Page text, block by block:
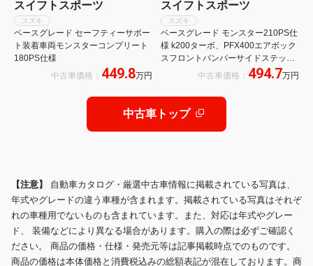
スイフトスポーツ
スズキ
ベースグレード セーフティーサポー
ト装着車両モンスターコンプリート
180PS仕様
中古車価格： 449.8万円
スイフトスポーツ
スズキ
ベースグレード モンスター210PS仕
様 k200ターボ、PFX400エアボック
スフロントバンパーサイドステップ
リヤバンパーリヤウイングKWサス
トメーターOSLSDMSホイール
中古車価格： 494.7万円
中古車トップ
【注意】 自動車カタログ・厳選中古車情報に掲載されている写真は、
年式やグレードの違う車種が含まれます。掲載されている写真はそれぞ
れの車種用でないものも含まれています。また、対応は年式やグレー
ド、 装備などにより異なる場合があります。購入の際は必ずご確認く
ださい。 商品の価格・仕様・発売元等は記事掲載時点でのものです。
商品の価格は本体価格と消費税込みの総額表記が混在しております。商